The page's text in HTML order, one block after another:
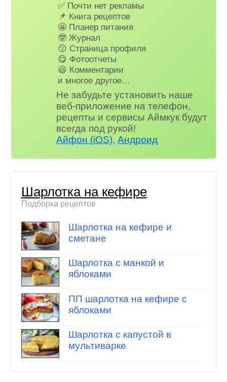
✅ Почти нет рекламы
📌 Книга рецептов
🤩 Планер питания
🤓 Журнал
😗 Страница профиля
😋 Фотоотчеты
😃 Комментарии
и многое другое…
Не забудьте установить наше
веб-приложение на телефон,
рецепты и сервисы Аймкук будут
всегда под рукой!
Айфон (iOS),Андроид
Шарлотка на кефире
Подборка рецептов
Шарлотка на кефире и
сметане
Шарлотка с манкой и
яблоками
ПП шарлотка на кефире с
яблоками
Шарлотка с капустой в
мультиварке